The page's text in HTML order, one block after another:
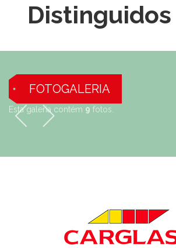
Distinguidos
FOTOGALERIA
Esta galeria contém 9 fotos.